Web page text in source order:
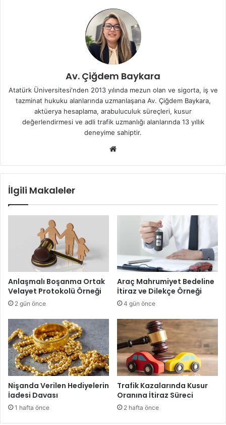
Av. Çiğdem Baykara
Atatürk Üniversitesi'nden 2013 yılında mezun olan ve sigorta, iş ve
tazminat hukuku alanlarında uzmanlaşana Av. Çiğdem Baykara,
aktüerya hesaplama, arabuluculuk süreçleri, kusur
değerlendirmesi ve adli trafik uzmanlığı alanlarında 13 yıllık
deneyime sahiptir.
sit
İlgili Makaleler
Anlaşmalı Boşanma Ortak
Velayet Protokolü Örneği
2 gün önce
Araç Mahrumiyet Bedeline
İtiraz ve Dilekçe Örneği
4 gün önce
Nişanda Verilen Hediyelerin
İadesi Davası
1 hafta önce
Trafik Kazalarında Kusur
Oranına İtiraz Süreci
2 hafta önce